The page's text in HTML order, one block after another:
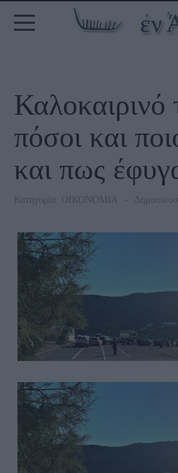
Καλοκαιρινό
πόσοι και
και πως
Κατηγορία: ΟΙΚΟΝΟΜΙΑ